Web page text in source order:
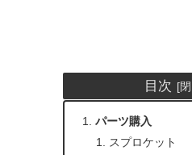
目次
パーツ購入
スプロケット